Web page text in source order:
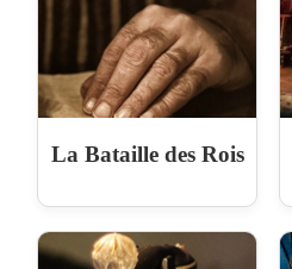
La Bataille des Rois